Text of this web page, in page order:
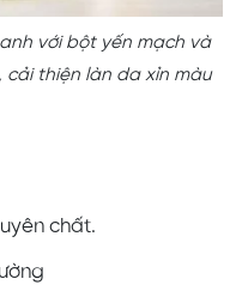
với bột yến mạch và
thiện làn da xỉn màu
chất.